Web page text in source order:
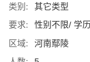
类别:
其它类型
要求:
性别不限/ 学
区域:
河南鄢陵